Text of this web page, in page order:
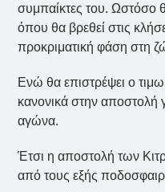
συμπαίκτες του. Ωστόσο
όπου θα βρεθεί στις
προκριματική φάση στη
Ενώ θα επιστρέψει ο
κανονικά στην αποστολή
αγώνα.
Έτσι η αποστολή των
από τους εξής